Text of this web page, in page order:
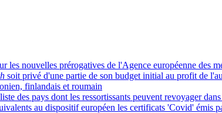
les nouvelles prérogatives de l'Agence européenne des
soit privé d'une partie de son budget initial au profit de
finlandais et roumain
des pays dont les ressortissants peuvent revoyager
au dispositif européen les certificats 'Covid' émis